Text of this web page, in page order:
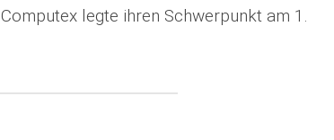
legte ihren Schwerpunkt am 1.